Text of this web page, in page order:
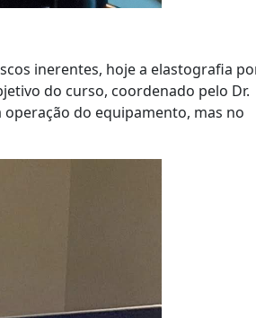
inerentes, hoje a elastografia
do curso, coordenado pelo Dr.
do equipamento, mas no